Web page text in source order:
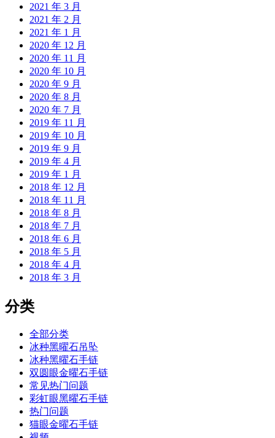
2021 年 3 月
2021 年 2 月
2021 年 1 月
2020 年 12 月
2020 年 11 月
2020 年 10 月
2020 年 9 月
2020 年 8 月
2020 年 7 月
2019 年 11 月
2019 年 10 月
2019 年 9 月
2019 年 4 月
2019 年 1 月
2018 年 12 月
2018 年 11 月
2018 年 8 月
2018 年 7 月
2018 年 6 月
2018 年 5 月
2018 年 4 月
2018 年 3 月
分类
全部分类
冰种黑曜石吊坠
冰种黑曜石手链
双圆眼金曜石手链
常见热门问题
彩虹眼黑曜石手链
热门问题
猫眼金曜石手链